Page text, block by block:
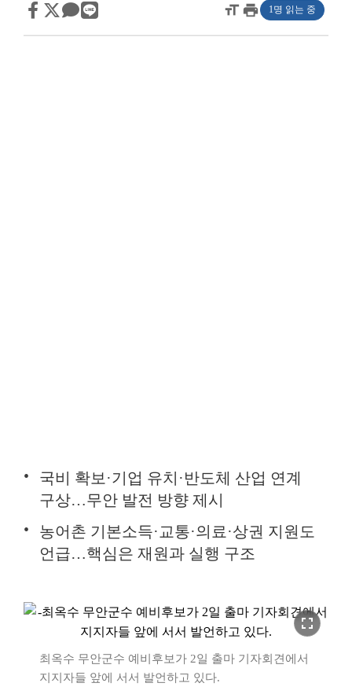
format_sizeprint 1명 읽는 중
국비 확보·기업 유치·반도체 산업 연계
구상…무안 발전 방향 제시
농어촌 기본소득·교통·의료·상권 지원도
언급…핵심은 재원과 실행 구조
fullscreen
최옥수 무안군수 예비후보가 2일 출마 기자회견에서
지지자들 앞에 서서 발언하고 있다.